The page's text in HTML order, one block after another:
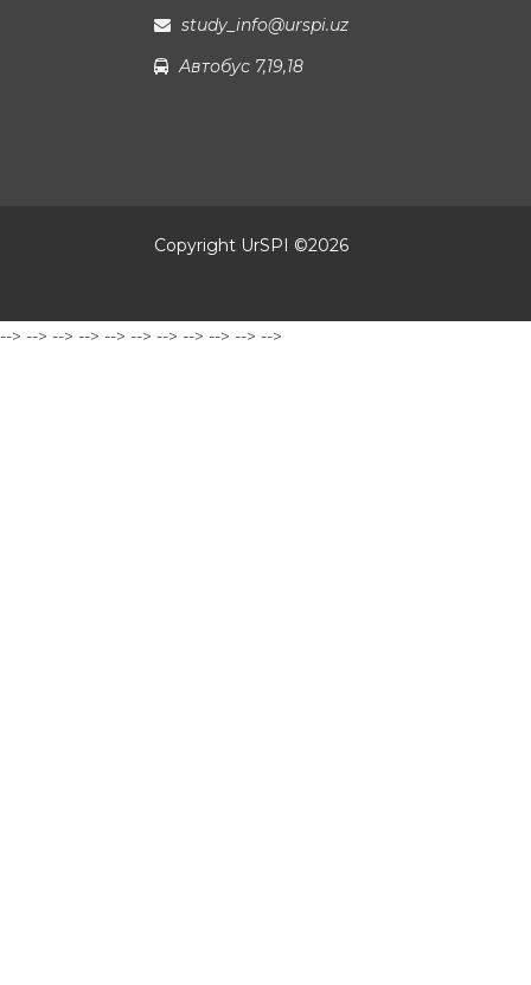
study_info@urspi.uz
Автобус 7,19,18
Copyright UrSPI ©2026
--> --> --> --> --> --> --> --> --> --> -->